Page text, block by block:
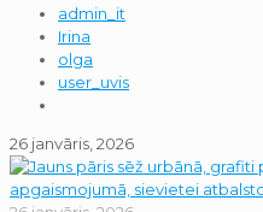
admin_it
Irina
olga
user_uvis
26 janvāris, 2026